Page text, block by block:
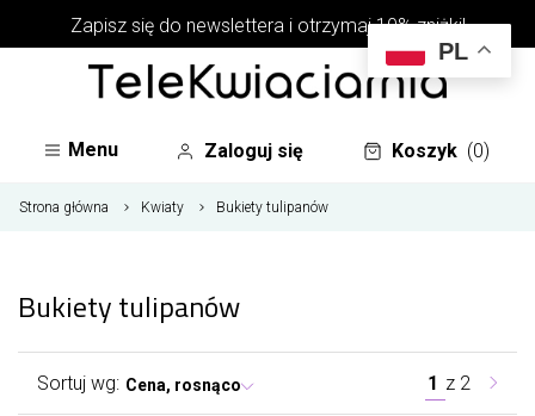
Zapisz się do newslettera i otrzymaj 10% zniżki!
Menu Zaloguj się Koszyk (0)
Strona główna Kwiaty Bukiety tulipanów
Bukiety tulipanów
Sortuj wg: Cena, rosnąco 1 z 2
PL